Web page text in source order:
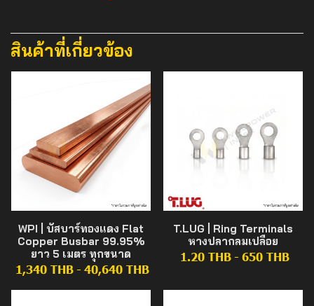
สินค้าที่เกี่ยวข้อง
WPI | บัสบาร์ทองแดง Flat
Copper Busbar 99.95%
ยาว 5 เมตร ทุกขนาด
1,340 THB - 40,640 THB
T.LUG | Ring Terminals
หางปลากลมเปลือย
1.20 THB - 650 THB